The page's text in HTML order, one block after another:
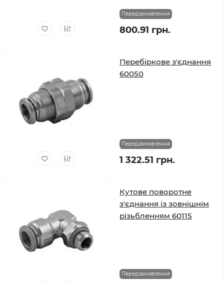
Передзамовлення
800.91 грн.
Перебіркове з'єднання
60050
Передзамовлення
1 322.51 грн.
Кутове поворотне
з'єднання із зовнішнім
різьбленням 60115
Передзамовлення